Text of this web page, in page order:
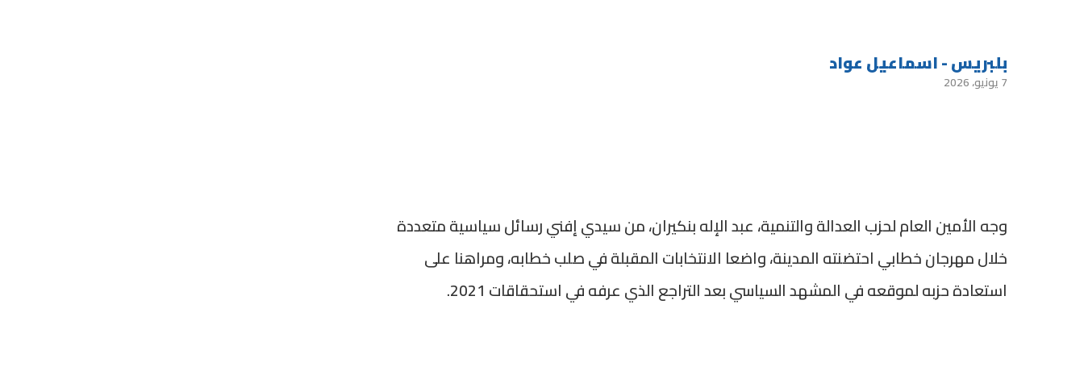
بلبريس - اسماعيل عواد
7 يونيو، 2026
وجه الأمين العام لحزب العدالة والتنمية، عبد الإله بنكيران، من سيدي إفني رسائل سياسية متعددة
خلال مهرجان خطابي احتضنته المدينة، واضعا الانتخابات المقبلة في صلب خطابه، ومراهنا على
استعادة حزبه لموقعه في المشهد السياسي بعد التراجع الذي عرفه في استحقاقات 2021.